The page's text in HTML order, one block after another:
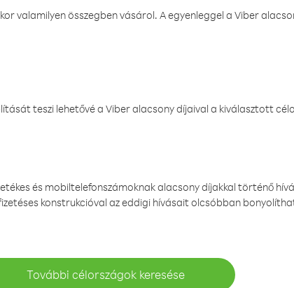
valamilyen összegben vásárol. A egyenleggel a Viber
teszi lehetővé a Viber alacsony díjaival a kiválasztott
és mobiltelefonszámoknak alacsony díjakkal történő
konstrukcióval az eddigi hívásait olcsóbban
További célországok keresése